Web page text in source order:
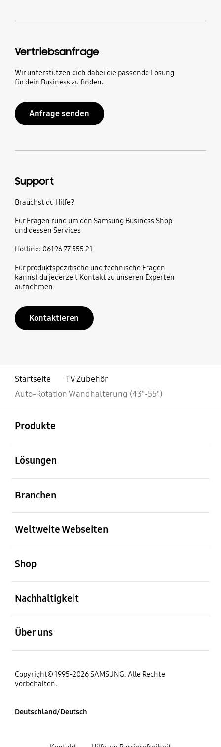
Vertriebsanfrage
Wir unterstützen dich dabei die passende Lösung
für dein Business zu finden.
Anfrage senden
Support
Brauchst du Hilfe?
Für Fragen rund um den Samsung Business Shop
und dessen Services
Hotline: 06196 77 555 21
Für produktspezifische und technische Fragen
kannst du jederzeit Kontakt zu unseren Experten
aufnehmen
Kontaktieren
Startseite
TV Zubehör
Auto-Rotation Wandhalterung (43"-55")
Produkte
Lösungen
Branchen
Weltweite Webseiten
Shop
Nachhaltigkeit
Über uns
Copyright© 1995-2026 SAMSUNG. Alle Rechte
vorbehalten.
Deutschland/Deutsch